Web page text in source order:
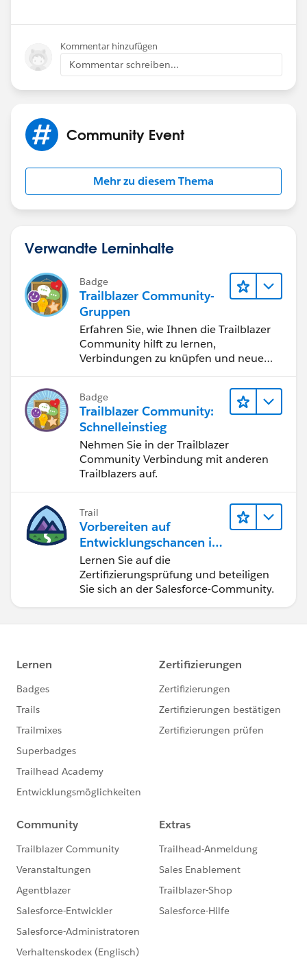
Kommentar hinzufügen
Kommentar schreiben...
Community Event
Mehr zu diesem Thema
Verwandte Lerninhalte
Badge
Trailblazer Community-
Gruppen
Erfahren Sie, wie Ihnen die Trailblazer
Community hilft zu lernen,
Verbindungen zu knüpfen und neue
Badge
Trailblazer Community:
Schnelleinstieg
Nehmen Sie in der Trailblazer
Community Verbindung mit anderen
Trailblazers auf.
Trail
Vorbereiten auf
Entwicklungschancen im
Salesforce-Ökosystem
Lernen Sie auf die
Zertifizierungsprüfung und beteiligen
Sie sich an der Salesforce-Community.